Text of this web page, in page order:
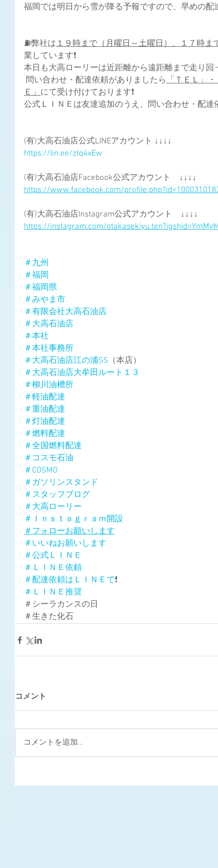
福岡では明日から雪が降る予報ですので、早めの
⛽弊社は１９時まで（月曜日～土曜日）、１７時ま
業しています❗
本日も大高ローリーは近距離から遠距離まで走り回
問い合わせ・配達依頼がありましたら「ＴＥＬ」
Ｅ」にて受け付けております❗
公式ＬＩＮＥは友達追加のうえ、問い合わせ・配
(有)大高石油店公式LINEアカウント ↓↓↓↓
https://lin.ee/ztq4xEw
(有)大高石油店Facebook公式アカウント　↓↓↓↓
https://www.facebook.com/
(有)大高石油店Instagram公式アカウント　↓↓↓↓
https://instagram.com/
＃九州
＃福岡
＃福岡県
＃みやま市
＃有限会社大高石油店
＃大高石油店
＃本社
＃本社事務所
＃大高石油店江の浦SS （本店）
＃大高石油店大牟田ルート１３
＃柳川油槽所
＃軽油配達
＃重油配達
＃灯油配達
＃燃料配達
＃全国燃料配達
＃コスモ石油
＃COSMO
＃ガソリンスタンド
＃スタッフブログ
＃大高ローリー
＃Ｉｎｓｔａｇｒａｍ開設
＃フォローお願いします
＃いいねお願いします
＃公式ＬＩＮＥ
＃ＬＩＮＥ依頼
＃配達依頼はＬＩＮＥで❗
＃ＬＩＮＥ推奨
＃シーラカンスの日
＃生きた化石
コメント
コメントを追加…